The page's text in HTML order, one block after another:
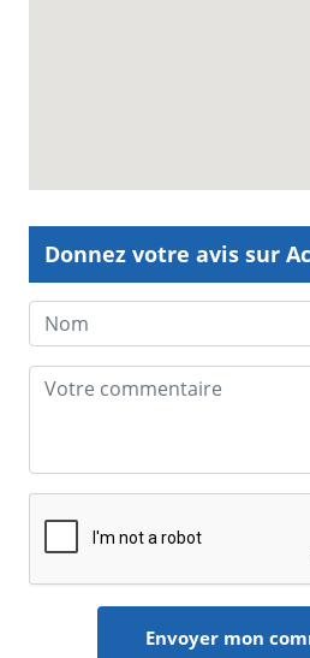
Donnez votre avis sur